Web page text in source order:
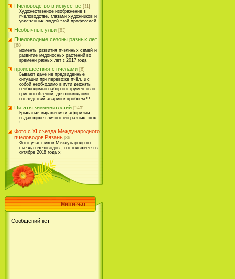
Пчеловодство в искусстве [31]
Художественное изображение в
пчеловодстве, глазами художников и
увлечённых людей этой профессией
Необычные ульи [83]
Пчеловодные сезоны разных лет
[68]
моменты развития пчелиных семей и
развитие медоносных растений во
времени разных лет с 2017 года.
происшествия с пчёлами [6]
Бывают даже не предвиденные
ситуации при перевозке пчёл, и с
собой необходимо в пути держать
необходимый набор инструментов и
приспособлений, для ликвидации
последствий аварий и проблем !!!
Цитаты знаменитостей [145]
Крылатые выражения и афоризмы
выдающихся личностей разных эпох
!!
Фото с XI съезда Международного
пчеловодов Рязань [86]
Фото участников Международного
съезда пчеловодов , состоявшееся в
октябре 2018 года х
Мини-чат